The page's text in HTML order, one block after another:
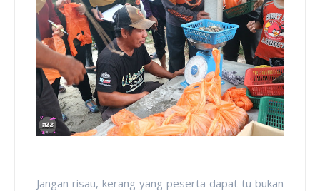
Jangan risau, kerang yang peserta dapat tu bukan